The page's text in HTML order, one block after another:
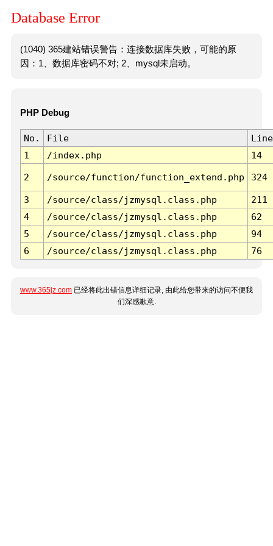
Database Error
(1040) 365建站错误警告：连接数据库失败，可能的原
因：1、数据库密码不对; 2、mysql未启动。
PHP Debug
No. File
Line
1
/index.php 14
2 /source/function/function_extend.php 324
3 /source/class/jzmysql.class.php
211
4
/source/class/jzmysql.class.php
62
5
/source/class/jzmysql.class.php
94
6
/source/class/jzmysql.class.php 76
www.365jz.com 已经将此出错信息详细记录, 由此给您带来的访问不便我
们深感歉意.